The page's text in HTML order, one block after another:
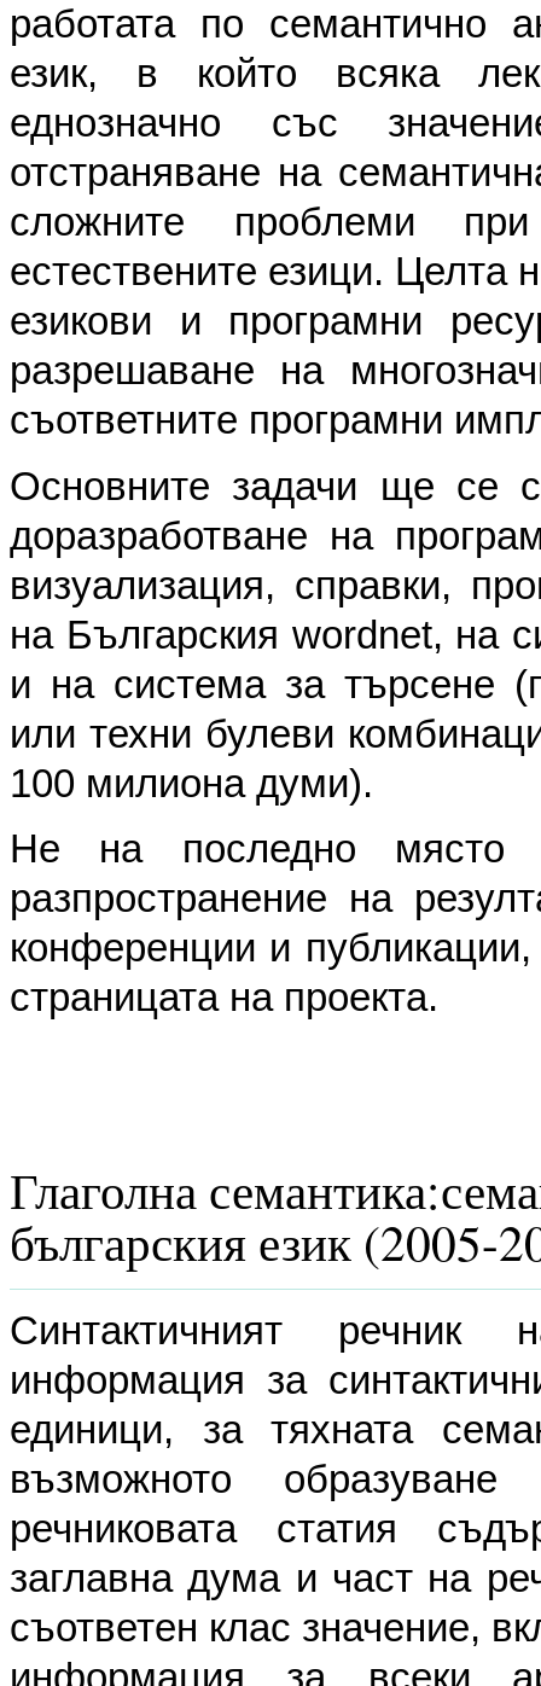
работата по семантично
език, в който всяка
еднозначно със
отстраняване на
сложните проблеми
естествените езици. Целта
езикови и програмни
разрешаване на
съответните програмни
Основните задачи ще се
доразработване на
визуализация, справки,
на Българския wordnet, на
и на система за търсене
или техни булеви
100 милиона думи).
Не на последно място
разпространение на
конференции и
страницата на проекта.
Глаголна
българския език (2005-
Синтактичният речник
информация за
единици, за тяхната
възможното
речниковата статия
заглавна дума и част на
съответен клас значение,